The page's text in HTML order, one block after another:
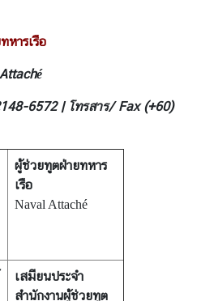
หารเรือ
6572 | โทรสาร/ Fax (+60)
ผู้ช่วยทูตฝ่ายทหาร
เรือ
Naval Attaché
เสมียนประจำ
สำนักงานผู้ช่วยทูต